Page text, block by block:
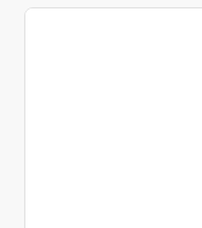
Oh!